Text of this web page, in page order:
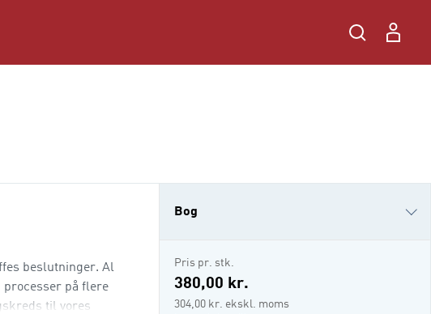
beslutninger. Al
processer på flere
til vores
Bog
i-bog
Pris pr. stk.
380,00 kr.
304,00 kr. ekskl. moms